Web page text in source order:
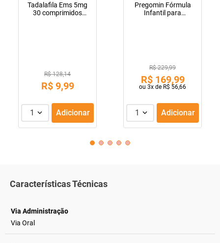
Tadalafila Ems 5mg
30 comprimidos
R$ 128,14
R$ 9,99
1 Adicionar
Pregomin Fórmula
Infantil para
R$ 229,99
R$ 169,99
ou 3x de R$ 56,66
1 Adicionar
Características Técnicas
Via Administração
Via Oral